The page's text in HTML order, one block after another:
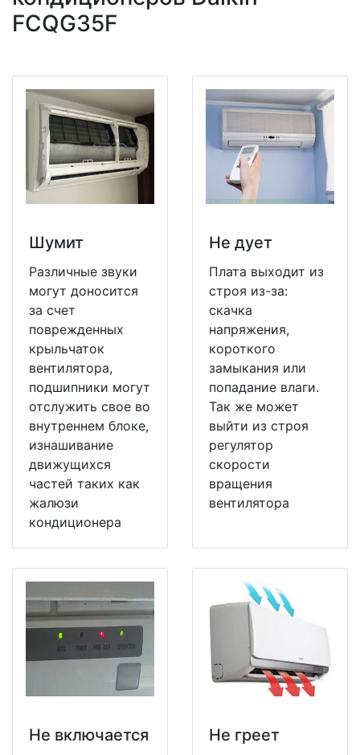
FCQG35F
Шумит
Различные звуки
могут доносится
за счет
поврежденных
крыльчаток
вентилятора,
подшипники могут
отслужить свое во
внутреннем блоке,
изнашивание
движущихся
частей таких как
жалюзи
кондиционера
Не дует
Плата выходит из
строя из-за:
скачка
напряжения,
короткого
замыкания или
попадание влаги.
Так же может
выйти из строя
регулятор
скорости
вращения
вентилятора
Не включается Не греет